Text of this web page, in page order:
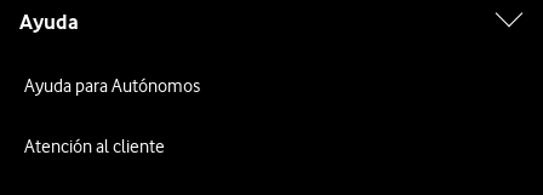
Ayuda
Ayuda para Autónomos
Atención al cliente